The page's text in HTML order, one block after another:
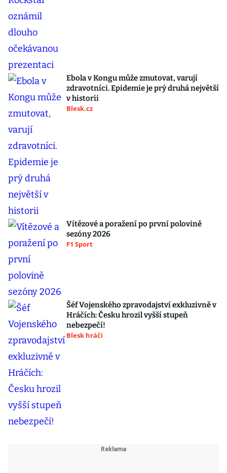
Ebola v Kongu může zmutovat, varují
zdravotníci. Epidemie je prý druhá největší
v historii
Blesk.cz
Vítězové a poražení po první polovině
sezóny 2026
F1 Sport
Šéf Vojenského zpravodajství exkluzivně v
Hráčích: Česku hrozil vyšší stupeň
nebezpečí!
Blesk hráči